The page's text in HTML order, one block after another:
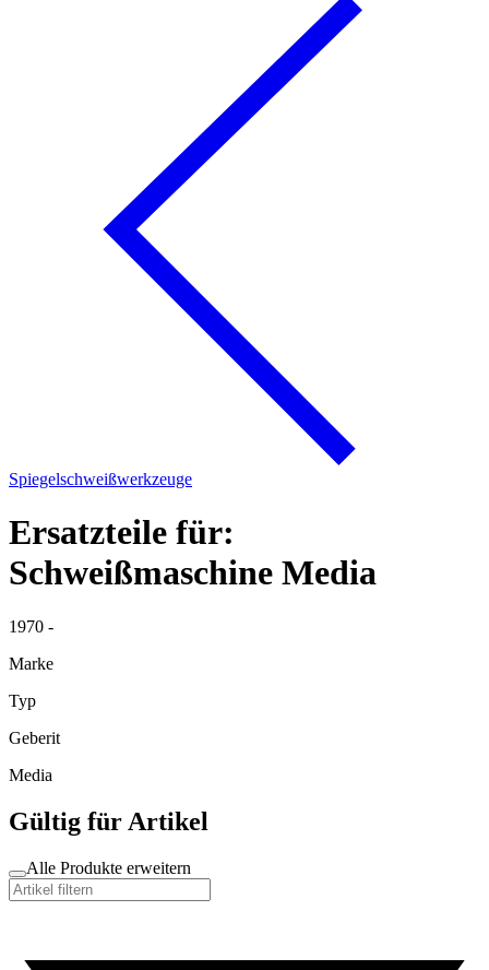
Spiegelschweißwerkzeuge
Ersatzteile für:
Schweißmaschine Media
1970 -
Marke
Typ
Geberit
Media
Gültig für Artikel
Alle Produkte erweitern